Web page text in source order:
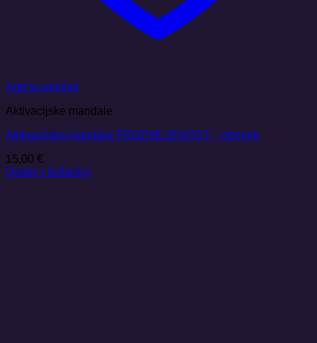
Add to wishlist
Aktivacijske mandale
Aktivacijska mandala PRIZEMLJENOST – obesek
15,00 €
Dodaj v košarico